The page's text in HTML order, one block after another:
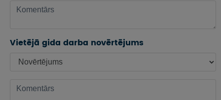
Vietējā gida darba novērtējums